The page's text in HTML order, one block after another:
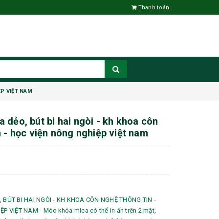
Thanh toán
VIỆT NAM
dẻo, bút bi hai ngòi - kh khoa côn
học viện nông nghiệp việt nam
BÚT BI HAI NGÒI - KH KHOA CÔN NGHỆ THÔNG TIN -
VIỆT NAM - Móc khóa mica có thể in ấn trên 2 mặt,